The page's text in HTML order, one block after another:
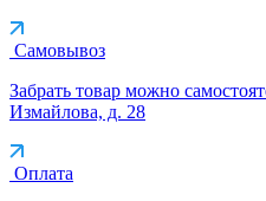
Самовывоз
Забрать товар можно
Измайлова, д. 28
Оплата